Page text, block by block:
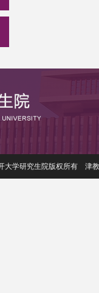
大学研究生院版权所有 津